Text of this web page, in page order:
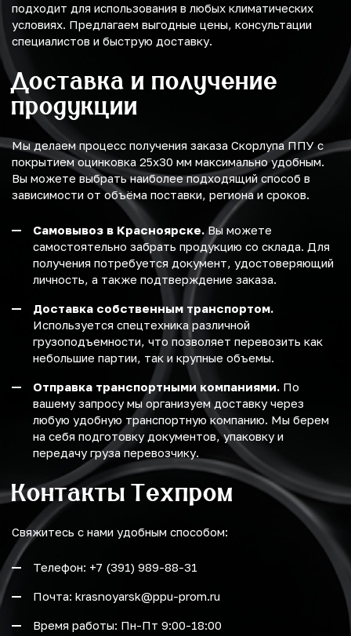
подходит для использования в любых климатических
условиях. Предлагаем выгодные цены, консультации
специалистов и быструю доставку.
Доставка и получение
продукции
Мы делаем процесс получения заказа Скорлупа ППУ с
покрытием оцинковка 25х30 мм максимально удобным.
Вы можете выбрать наиболее подходящий способ в
зависимости от объёма поставки, региона и сроков.
Самовывоз в Красноярске.Вы можете
самостоятельно забрать продукцию со склада. Для
получения потребуется документ, удостоверяющий
личность, а также подтверждение заказа.
Доставка собственным транспортом.
Используется спецтехника различной
грузоподъемности, что позволяет перевозить как
небольшие партии, так и крупные объемы.
Отправка транспортными компаниями. По
вашему запросу мы организуем доставку через
любую удобную транспортную компанию. Мы берем
на себя подготовку документов, упаковку и
передачу груза перевозчику.
Контакты Техпром
Свяжитесь с нами удобным способом:
Телефон: +7 (391) 989-88-31
Почта: krasnoyarsk@ppu-prom.ru
Время работы: Пн-Пт 9:00-18:00